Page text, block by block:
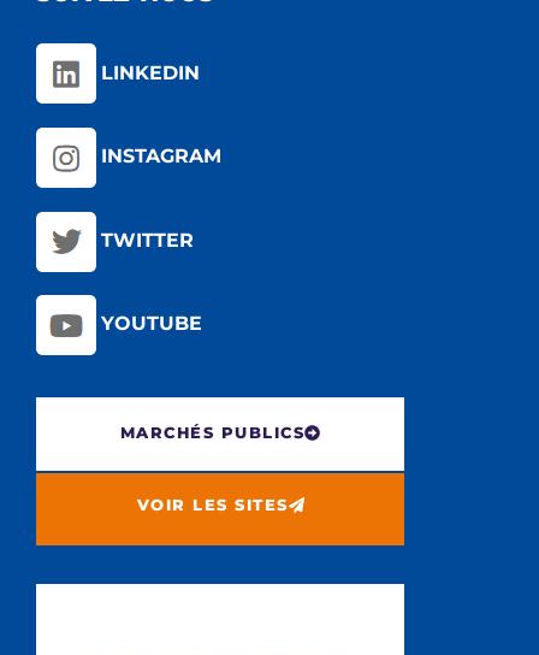
LINKEDIN
INSTAGRAM
TWITTER
YOUTUBE
MARCHÉS PUBLICS
VOIR LES SITES